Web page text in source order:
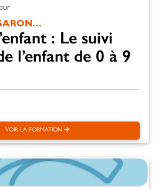
PORTET SUR GARONNE
: Le suivi
l’enfant de 0 à 9
VOIR LA FORMATION